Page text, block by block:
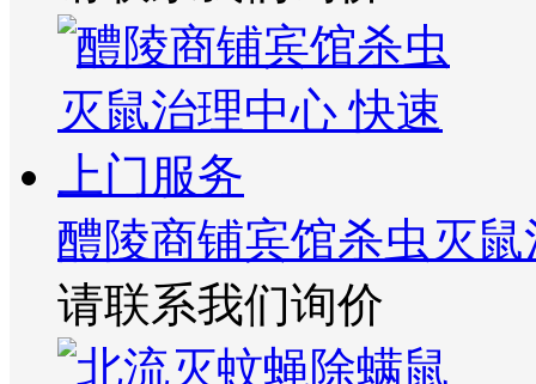
醴陵商铺宾馆杀虫灭
请联系我们询价